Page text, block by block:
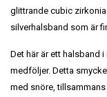
glittrande cubic
silverhalsband som är
Det här är ett halsband
medföljer. Detta
med snöre,